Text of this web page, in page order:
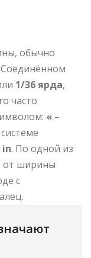
обычно
1/36 ярда,
часто
« –
in. По одной из
от ширины
с